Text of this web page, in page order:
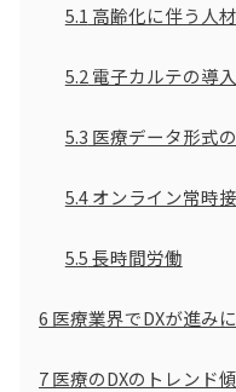
5.1 高齢化に伴う人
5.2 電子カルテの導入
5.3 医療データ形式
5.4オンライン常時
5.5長時間労働
6 医療業界でDXが進み
7医療のDXのトレンド